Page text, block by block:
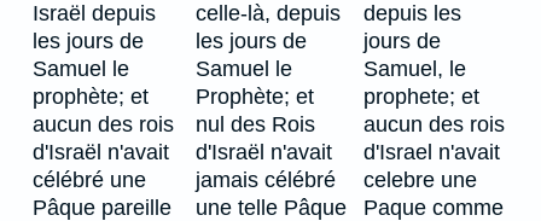
Israël depuis
les jours de
Samuel le
prophète; et
aucun des rois
d'Israël n'avait
célébré une
Pâque pareille
celle-là, depuis
les jours de
Samuel le
Prophète; et
nul des Rois
d'Israël n'avait
jamais célébré
une telle Pâque
depuis les
jours de
Samuel, le
prophete; et
aucun des rois
d'Israel n'avait
celebre une
Paque comme